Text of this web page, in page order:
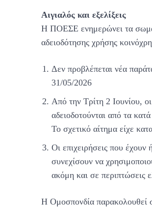
Αιγιαλός και εξελίξεις
Η ΠΟΕΣΕ ενημερώνει τα
αδειοδότησης χρήσης
Δεν προβλέπεται νέα
31/05/2026
Από την Τρίτη 2 Ιουνίου,
αδειοδοτούνται από τα
Το σχετικό αίτημα είχε
Οι επιχειρήσεις που
συνεχίσουν να
ακόμη και σε περιπτώσεις
Η Ομοσπονδία παρακολουθεί